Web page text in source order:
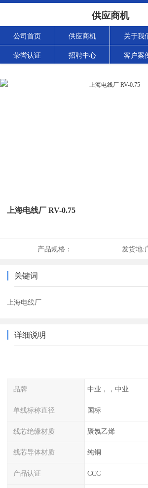
供应商机
公司首页 供应商机 关于我
荣誉认证 招聘中心 客户案
上海电线厂 RV-0.75
产品规格： 发货地:
关键词
上海电线厂
详细说明
品牌 中业，，中业
单线标称直径 国标
线芯绝缘材质 聚氯乙烯
线芯导体材质 纯铜
产品认证 CCC